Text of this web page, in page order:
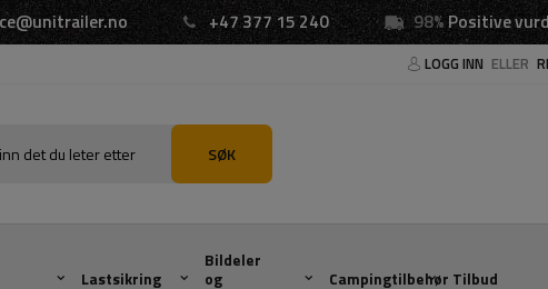
+47 377 15 240 98%Positive
LOGG INN ELLER
SØK
Lastsikring
Bildeler
og
Campingtilbehør Tilbud